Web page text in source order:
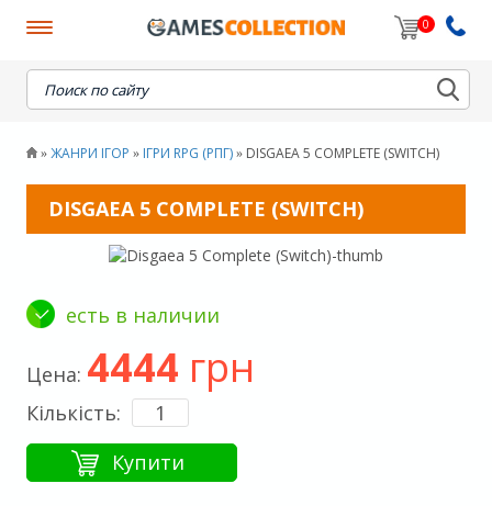
0
When autocomplete results are available use up and
» ЖАНРИ ІГОР » ІГРИ RPG (РПГ) » DISGAEA 5 COMPLETE (SWITCH)
DISGAEA 5 COMPLETE (SWITCH)
есть в наличии
Цена: 4444 грн
Кількість:
Купити